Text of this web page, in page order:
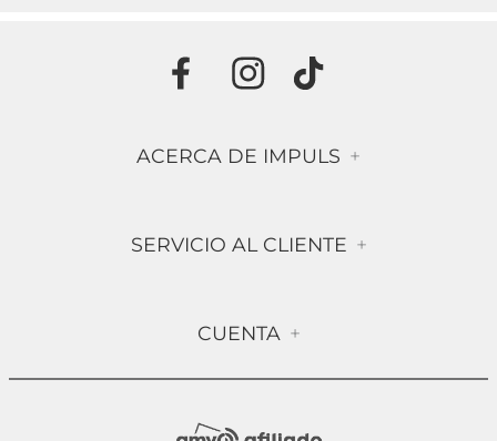
ACERCA DE IMPULS +
Contáctanos
Compra Segura
SERVICIO AL CLIENTE +
Política de Devolución
CUENTA +